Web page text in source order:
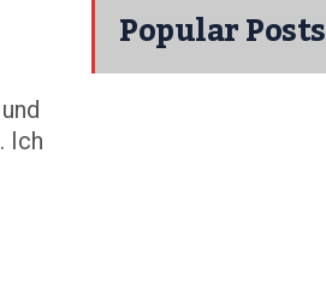
Ich
Popular Posts